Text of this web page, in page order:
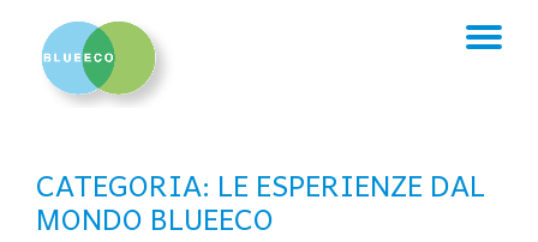
CATEGORIA: LE ESPERIENZE DAL
MONDO BLUEECO